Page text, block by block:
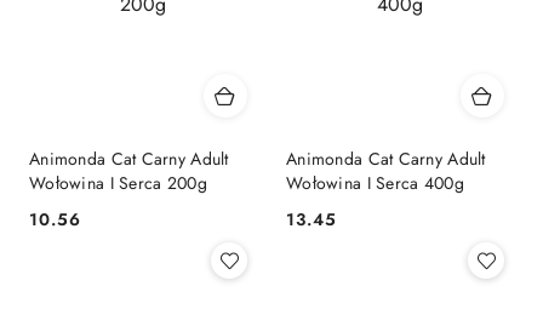
Animonda Cat Carny Adult
Wołowina I Serca 200g
Cena:
10.56
Animonda Cat Carny Adult
Wołowina I Serca 400g
Cena:
13.45